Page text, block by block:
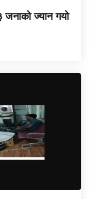
जनाको ज्यान गयाे